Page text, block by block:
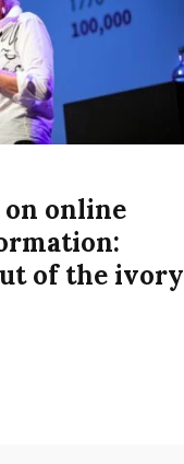
online
of the ivory